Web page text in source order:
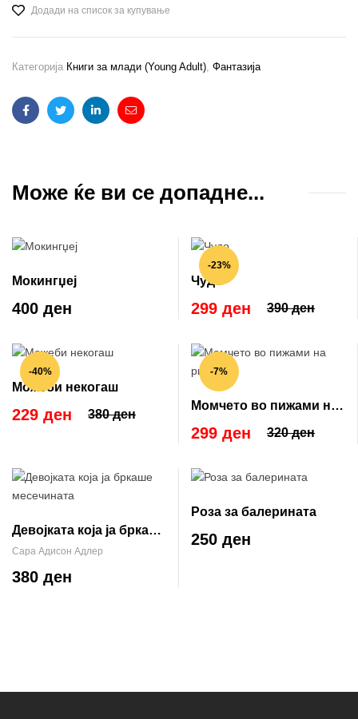
Додади на список за купување
Категорија Книги за млади (Young Adult), Фантазија
FacebookTwitterLinkedinEmail
Може ќе ви се допадне...
Мокингџеј
400 ден
-23%
Чудо
390 ден
299 ден
-40%
Можеби некогаш
380 ден
229 ден
-7%
Момчето во пижами на
риги
320 ден
299 ден
Девојката која ја бркаше
месечината
Сара Адисон Адлер
380 ден
Роза за балерината
250 ден